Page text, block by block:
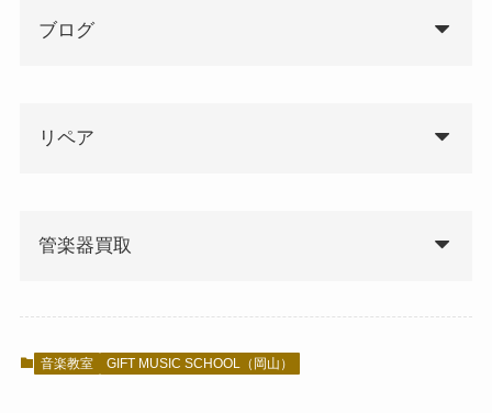
ブログ
リペア
管楽器買取
音楽教室 GIFT MUSIC SCHOOL（岡山）